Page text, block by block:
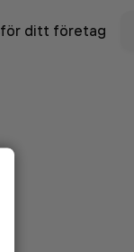
ditt företag